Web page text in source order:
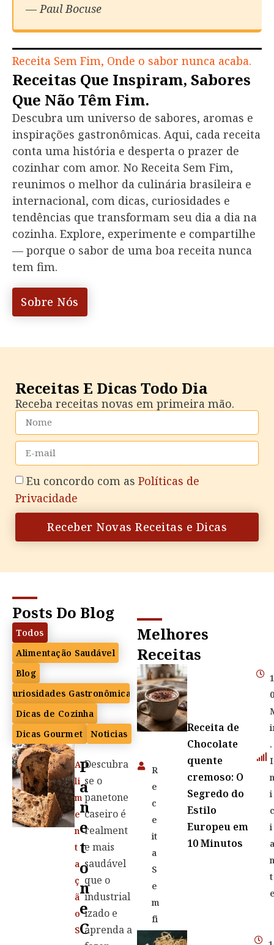
Receita Sem Fim, Onde o sabor nunca acaba.
Receitas Que Inspiram, Sabores
Que Não Têm Fim.
Descubra um universo de sabores, aromas e
inspirações gastronômicas. Aqui, cada receita
conta uma história e desperta o prazer de
cozinhar com amor. No Receita Sem Fim,
reunimos o melhor da culinária brasileira e
internacional, com dicas, curiosidades e
tendências que transformam seu dia a dia na
cozinha. Explore, experimente e compartilhe
— porque o sabor de uma boa receita nunca
tem fim.
Sobre Nós
— Paul Bocuse
Receitas E Dicas Todo Dia
Receba receitas novas em primeira mão.
Eu concordo com as Políticas de
Privacidade
Receber Novas Receitas e Dicas
Posts Do Blog
Alimentação Saudável
Blog
Curiosidades Gastronômicas
Dicas de Cozinha
Dicas Gourmet
Noticias
Todos
A
li
m
e
n
t
a
ç
ã
o
S
P
A
N
E
T
O
N
E
C
Descubra
se o
panetone
caseiro é
realment
e mais
saudável
que o
industrial
izado e
aprenda a
R
e
c
e
it
a
S
e
m
fi
m
Melhores
Receitas
Receita de
Chocolate
quente
cremoso: O
Segredo do
Estilo
Europeu em
10 Minutos
.
I
i
i
t